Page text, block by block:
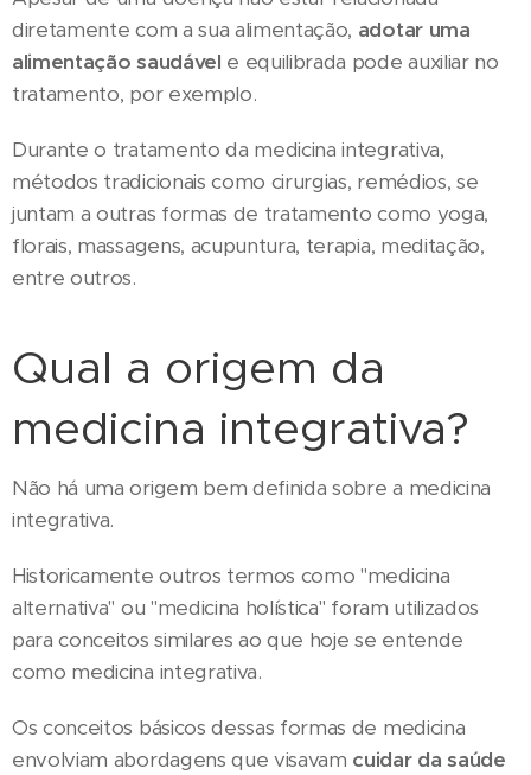
diretamente com a sua alimentação, adotar uma
alimentação saudável e equilibrada pode auxiliar no
tratamento, por exemplo.
Durante o tratamento da medicina integrativa,
métodos tradicionais como cirurgias, remédios, se
juntam a outras formas de tratamento como yoga,
florais, massagens, acupuntura, terapia, meditação,
entre outros.
Qual a origem da
medicina integrativa?
Não há uma origem bem definida sobre a medicina
integrativa.
Historicamente outros termos como "medicina
alternativa" ou "medicina holística" foram utilizados
para conceitos similares ao que hoje se entende
como medicina integrativa.
Os conceitos básicos dessas formas de medicina
envolviam abordagens que visavam cuidar da saúde